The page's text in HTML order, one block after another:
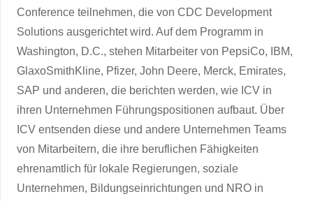
Conference teilnehmen, die von CDC Development
Solutions ausgerichtet wird. Auf dem Programm in
Washington, D.C., stehen Mitarbeiter von PepsiCo, IBM,
GlaxoSmithKline, Pfizer, John Deere, Merck, Emirates,
SAP und anderen, die berichten werden, wie ICV in
ihren Unternehmen Führungspositionen aufbaut. Über
ICV entsenden diese und andere Unternehmen Teams
von Mitarbeitern, die ihre beruflichen Fähigkeiten
ehrenamtlich für lokale Regierungen, soziale
Unternehmen, Bildungseinrichtungen und NRO in